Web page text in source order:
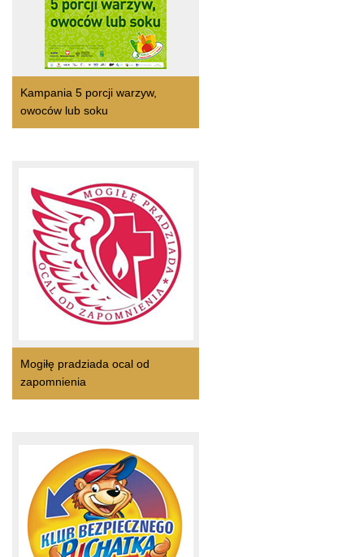
Kampania 5 porcji warzyw,
owoców lub soku
Mogiłę pradziada ocal od
zapomnienia